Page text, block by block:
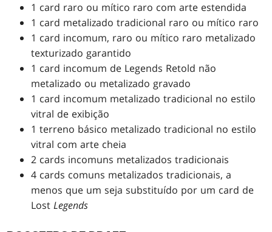
1 card raro ou mítico raro com arte estendida
1 card metalizado tradicional raro ou mítico raro
1 card incomum, raro ou mítico raro metalizado
texturizado garantido
1 card incomum de Legends Retold não
metalizado ou metalizado gravado
1 card incomum metalizado tradicional no estilo
vitral de exibição
1 terreno básico metalizado tradicional no estilo
vitral com arte cheia
2 cards incomuns metalizados tradicionais
4 cards comuns metalizados tradicionais, a
menos que um seja substituído por um card de
LostLegends